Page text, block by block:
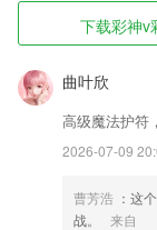
彩神v彩票彩
1,签约信息自动统计
2,【中英切换】
3,“手电筒”：操作
4,父母课程一20+类
5,且很多化妆品的保
下载彩神v
曲叶欣
高级魔法护符
2026-07-09
曹芳浩 ：这
战。
来自